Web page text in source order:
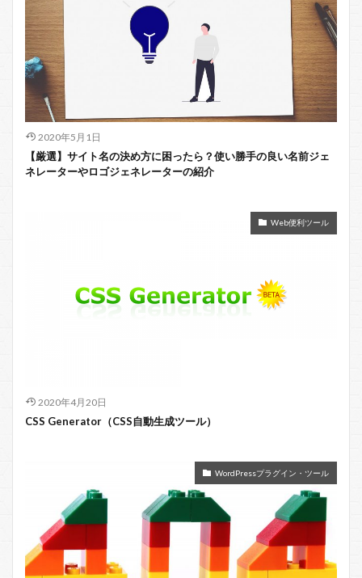
2020年5月1日
【厳選】サイト名の決め方に困ったら？使い勝手の良い名前ジェ
ネレーターやロゴジェネレーターの紹介
Web便利ツール
2020年4月20日
CSS Generator（CSS自動生成ツール）
WordPressプラグイン・ツール